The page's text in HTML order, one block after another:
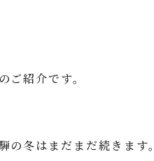
紹介です。
冬はまだまだ続きます。